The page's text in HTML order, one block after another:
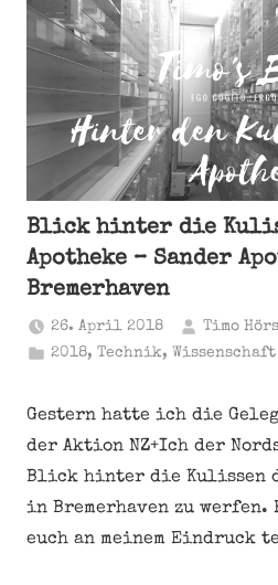
Blick hinter die
Apotheke – Sander
Bremerhaven
26. April 2018
Timo
2018,Technik, Wissenschaft
Gestern hatte ich die
der Aktion NZ+Ich der
Blick hinter die Kulissen
in Bremerhaven zu werfen.
euch an meinem Eindruck